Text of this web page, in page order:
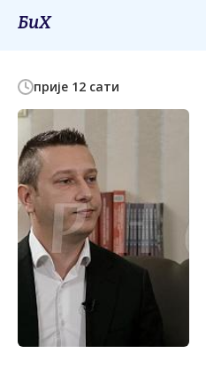
БиХ
прије 12 сати